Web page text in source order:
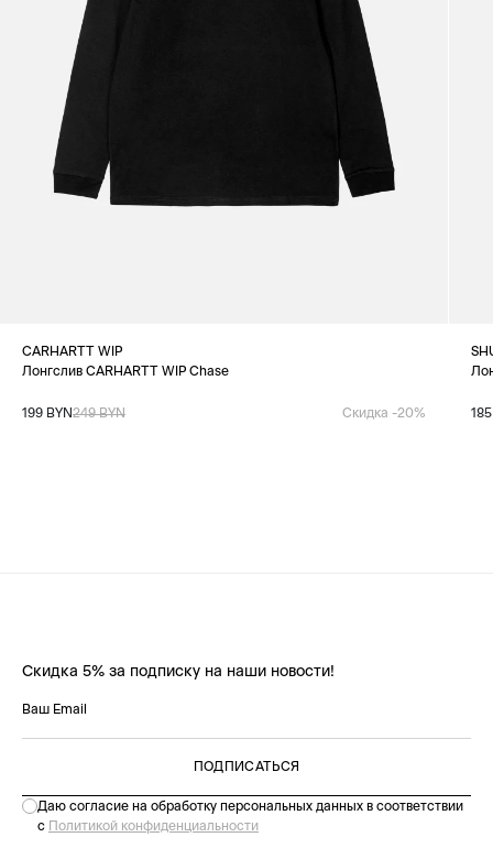
CARHARTT WIP
Лонгслив CARHARTT WIP Chase
199 BYN249 BYN Скидка -20%
Скидка 5% за подписку на наши новости!
ПОДПИСАТЬСЯ
Даю согласие на обработку персональных данных в соответствии
с Политикой конфиденциальности